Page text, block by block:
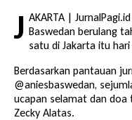
J AKARTA |
Baswedan berulang
satu di Jakarta itu
Berdasarkan pantauan
@aniesbaswedan,
ucapan selamat dan doa
Zecky Alatas.